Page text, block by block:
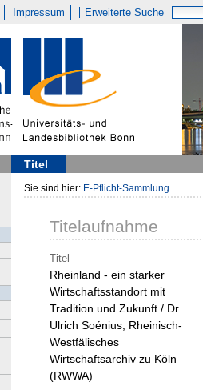
Impressum Erweiterte Suche
Titel
Sie sind hier: E-Pflicht-Sammlung
Titelaufnahme
Titel
Rheinland - ein starker
Wirtschaftsstandort mit
Tradition und Zukunft / Dr.
Ulrich Soénius, Rheinisch-
Westfälisches
Wirtschaftsarchiv zu Köln
(RWWA)